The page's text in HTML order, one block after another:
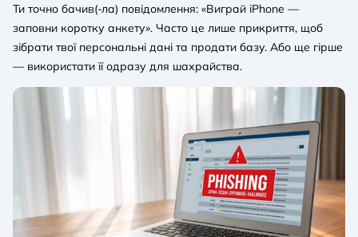
Ти точно бачив(-ла) повідомлення: «Виграй iPhone —
заповни коротку анкету». Часто це лише прикриття, щоб
зібрати твої персональні дані та продати базу. Або ще гірше
— використати її одразу для шахрайства.